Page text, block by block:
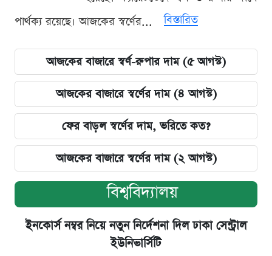
পার্থক্য রয়েছে। আজকের স্বর্ণের...
বিস্তারিত
আজকের বাজারে স্বর্ণ-রুপার দাম (৫ আগস্ট)
আজকের বাজারে স্বর্ণের দাম (৪ আগস্ট)
ফের বাড়ল স্বর্ণের দাম, ভরিতে কত?
আজকের বাজারে স্বর্ণের দাম (২ আগস্ট)
বিশ্ববিদ্যালয়
ইনকোর্স নম্বর নিয়ে নতুন নির্দেশনা দিল ঢাকা সেন্ট্রাল
ইউনিভার্সিটি